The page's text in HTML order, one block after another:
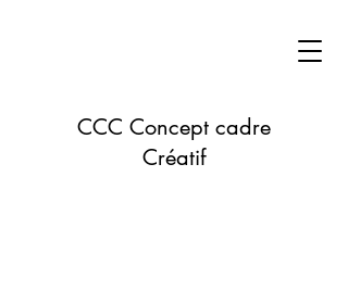
CCC Concept cadre
Créatif